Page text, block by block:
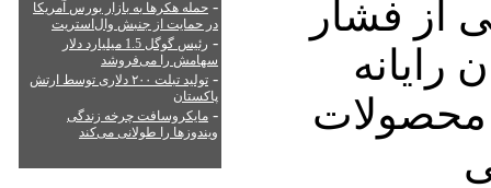
- حمله هکرها به بازار بورس آمریکا
در حمایت از جنبش وال‌استریت
-
رئیس گوگل 1.5 میلیارد دلار
سهامش را می‌فروشد
-
تولید تبلت ۲۰۰ دلاری توسط ارتش
پاکستان
- مایکروسافت چرخه زندگی
ویندوزها را طولانی می‌کند
از فشار
رایانه
محصولات